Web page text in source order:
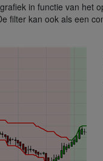
in functie van het
filter kan ook als een